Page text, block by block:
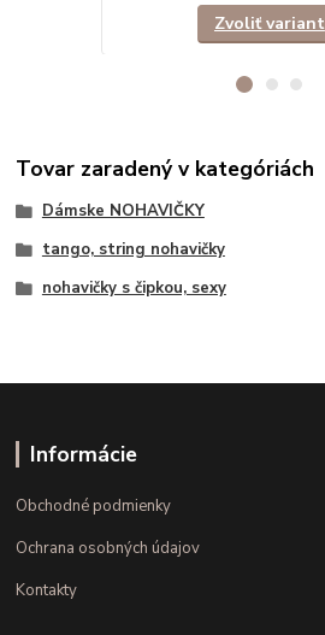
Zvoliť variant
Tovar zaradený v kategóriách
Dámske NOHAVIČKY
tango, string nohavičky
nohavičky s čipkou, sexy
Informácie
Obchodné podmienky
Ochrana osobných údajov
Kontakty